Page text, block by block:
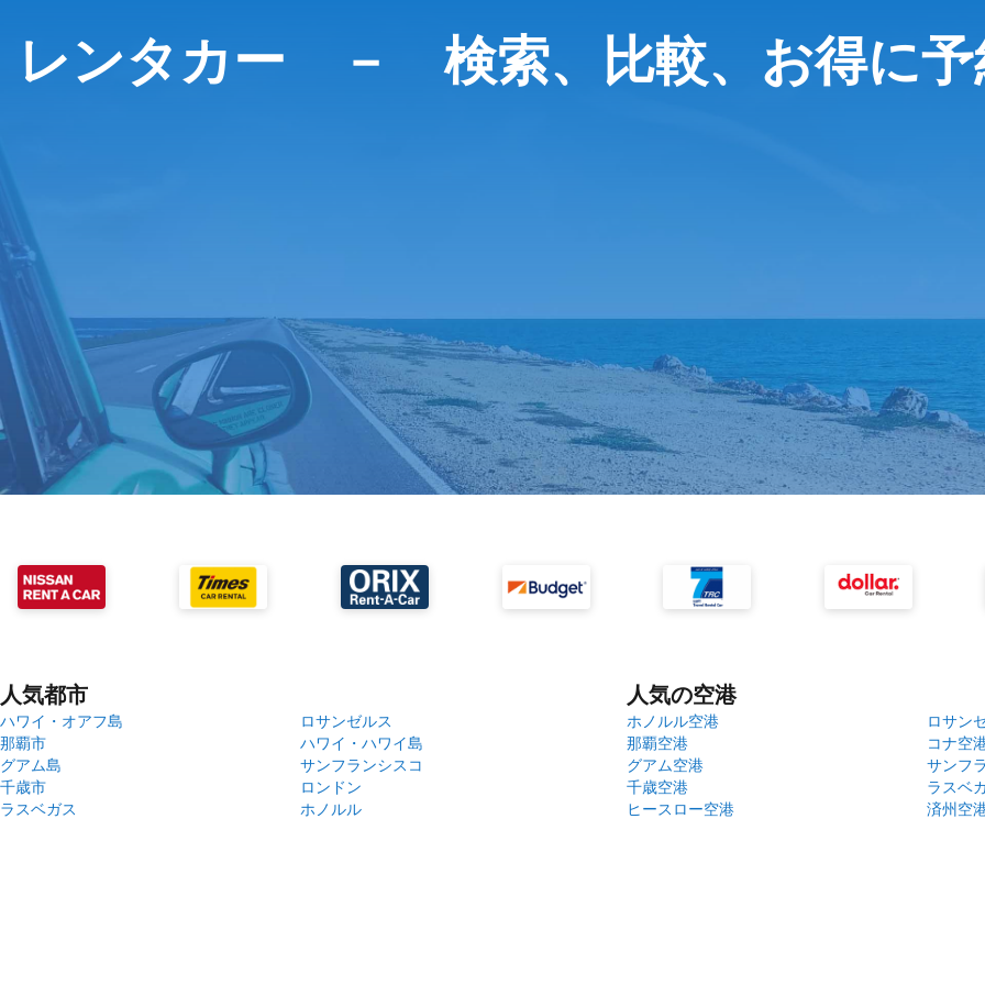
レンタカー － 検索、比較、お得に予
人気都市
ハワイ・オアフ島
ロサンゼルス
那覇市
ハワイ・ハワイ島
グアム島
サンフランシスコ
千歳市
ロンドン
ラスベガス
ホノルル
人気の空港
ホノルル空港
ロサン
那覇空港
コナ空
グアム空港
サンフ
千歳空港
ラスベ
ヒースロー空港
済州空